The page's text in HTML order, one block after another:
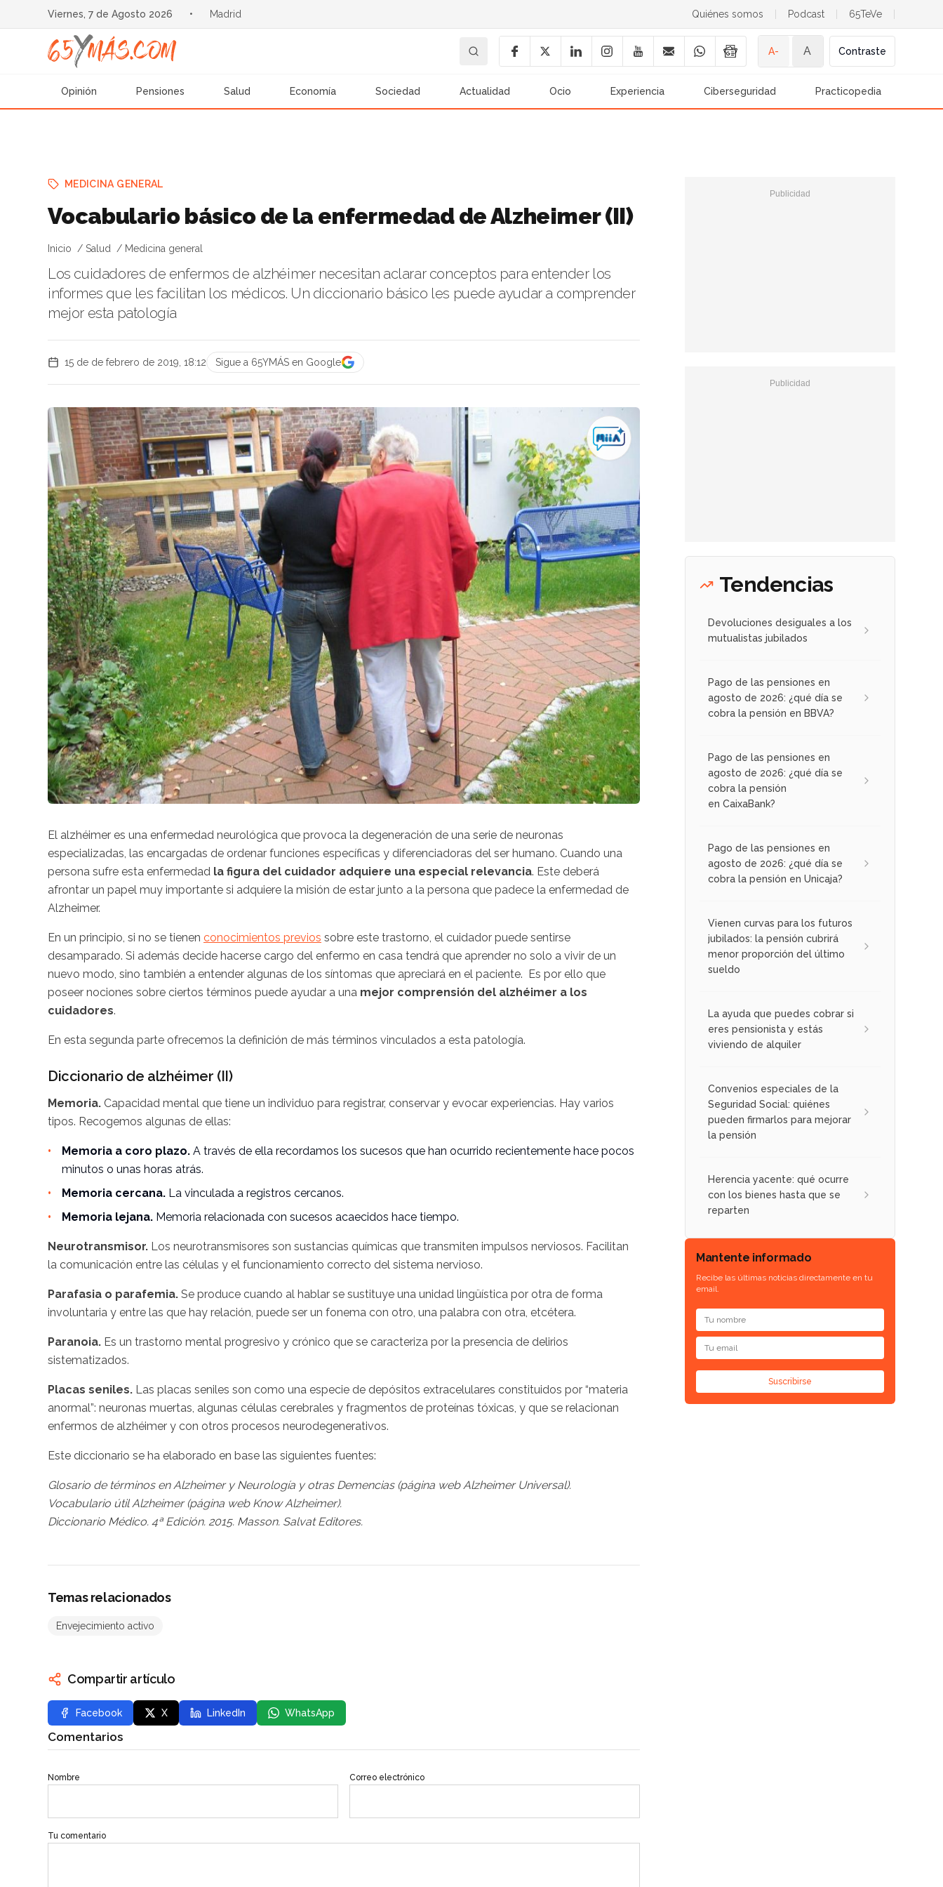
Viernes, 7 de Agosto 2026 • Madrid Quiénes somos Podcast 65TeVe
A- A Contraste
Opinión Pensiones Salud Economía Sociedad Actualidad Ocio Experiencia Ciberseguridad Practicopedia
MEDICINA GENERAL
Vocabulario básico de la enfermedad de Alzheimer (II)
Inicio Salud Medicina general
Los cuidadores de enfermos de alzhéimer necesitan aclarar conceptos para entender los
informes que les facilitan los médicos. Un diccionario básico les puede ayudar a comprender
mejor esta patología
15 de de febrero de 2019, 18:12 Sigue a 65YMÁS en Google
El alzhéimer es una enfermedad neurológica que provoca la degeneración de una serie de neuronas
especializadas, las encargadas de ordenar funciones específicas y diferenciadoras del ser humano. Cuando una
persona sufre esta enfermedad la figura del cuidador adquiere una especial relevancia. Este deberá
afrontar un papel muy importante si adquiere la misión de estar junto a la persona que padece la enfermedad de
Alzheimer.
En un principio, si no se tienen conocimientos previos sobre este trastorno, el cuidador puede sentirse
desamparado. Si además decide hacerse cargo del enfermo en casa tendrá que aprender no solo a vivir de un
nuevo modo, sino también a entender algunas de los síntomas que apreciará en el paciente. Es por ello que
poseer nociones sobre ciertos términos puede ayudar a una mejor comprensión del alzhéimer a los
cuidadores.
En esta segunda parte ofrecemos la definición de más términos vinculados a esta patología.
Diccionario de alzhéimer (II)
Memoria. Capacidad mental que tiene un individuo para registrar, conservar y evocar experiencias. Hay varios
tipos. Recogemos algunas de ellas:
Memoria a coro plazo. A través de ella recordamos los sucesos que han ocurrido recientemente hace pocos
minutos o unas horas atrás.
Memoria cercana. La vinculada a registros cercanos.
Memoria lejana. Memoria relacionada con sucesos acaecidos hace tiempo.
Neurotransmisor. Los neurotransmisores son sustancias químicas que transmiten impulsos nerviosos. Facilitan
la comunicación entre las células y el funcionamiento correcto del sistema nervioso.
Parafasia o parafemia. Se produce cuando al hablar se sustituye una unidad lingüística por otra de forma
involuntaria y entre las que hay relación, puede ser un fonema con otro, una palabra con otra, etcétera.
Paranoia. Es un trastorno mental progresivo y crónico que se caracteriza por la presencia de delirios
sistematizados.
Placas seniles. Las placas seniles son como una especie de depósitos extracelulares constituidos por “materia
anormal”: neuronas muertas, algunas células cerebrales y fragmentos de proteínas tóxicas, y que se relacionan
enfermos de alzhéimer y con otros procesos neurodegenerativos.
Este diccionario se ha elaborado en base las siguientes fuentes:
Glosario de términos en Alzheimer y Neurología y otras Demencias (página web Alzheimer Universal).
Vocabulario útil Alzheimer (página web Know Alzheimer).
Diccionario Médico. 4ª Edición. 2015. Masson. Salvat Editores.
Temas relacionados
Envejecimiento activo
Compartir artículo
Facebook X LinkedIn WhatsApp
Comentarios
Nombre Correo electrónico
Tu comentario
Tendencias
Devoluciones desiguales a los
mutualistas jubilados
Pago de las pensiones en
agosto de 2026: ¿qué día se
cobra la pensión en BBVA?
Pago de las pensiones en
agosto de 2026: ¿qué día se
cobra la pensión
en CaixaBank?
Pago de las pensiones en
agosto de 2026: ¿qué día se
cobra la pensión en Unicaja?
Vienen curvas para los futuros
jubilados: la pensión cubrirá
menor proporción del último
sueldo
La ayuda que puedes cobrar si
eres pensionista y estás
viviendo de alquiler
Convenios especiales de la
Seguridad Social: quiénes
pueden firmarlos para mejorar
la pensión
Herencia yacente: qué ocurre
con los bienes hasta que se
reparten
Mantente informado
Recibe las últimas noticias directamente en tu
email.
Suscribirse